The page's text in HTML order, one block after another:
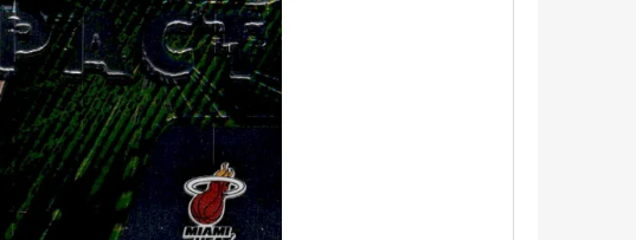
TCG: ME05 - PITCH BLACK
BUNDLE